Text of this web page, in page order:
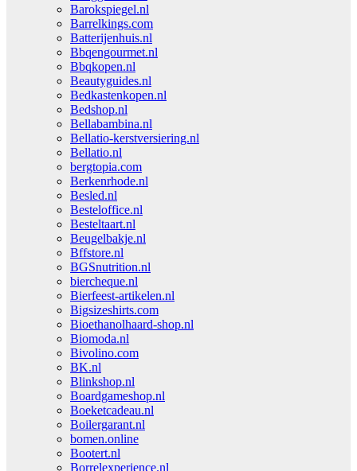
Barokspiegel.nl
Barrelkings.com
Batterijenhuis.nl
Bbqengourmet.nl
Bbqkopen.nl
Beautyguides.nl
Bedkastenkopen.nl
Bedshop.nl
Bellabambina.nl
Bellatio-kerstversiering.nl
Bellatio.nl
bergtopia.com
Berkenrhode.nl
Besled.nl
Besteloffice.nl
Besteltaart.nl
Beugelbakje.nl
Bffstore.nl
BGSnutrition.nl
biercheque.nl
Bierfeest-artikelen.nl
Bigsizeshirts.com
Bioethanolhaard-shop.nl
Biomoda.nl
Bivolino.com
BK.nl
Blinkshop.nl
Boardgameshop.nl
Boeketcadeau.nl
Boilergarant.nl
bomen.online
Bootert.nl
Borrelexperience.nl